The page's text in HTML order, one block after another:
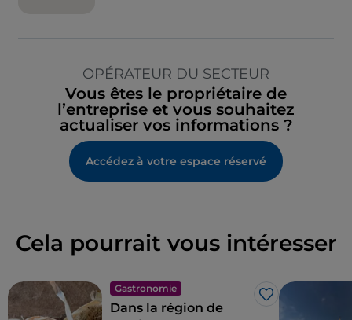
OPÉRATEUR DU SECTEUR
Vous êtes le propriétaire de
l’entreprise et vous souhaitez
actualiser vos informations ?
Accédez à votre espace réservé
Cela pourrait vous intéresser
Gastronomie
J’aime
Dans la région de